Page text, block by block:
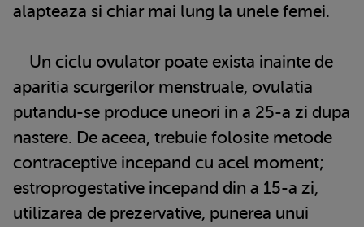
alapteaza si chiar mai lung la unele femei.
Un ciclu ovulator poate exista inainte de
aparitia scurgerilor menstruale, ovulatia
putandu-se produce uneori in a 25-a zi dupa
nastere. De aceea, trebuie folosite metode
contraceptive incepand cu acel moment;
estroprogestative incepand din a 15-a zi,
utilizarea de prezervative, punerea unui